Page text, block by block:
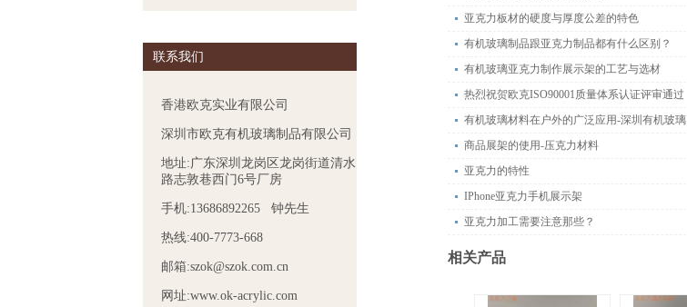
联系我们
香港欧克实业有限公司
深圳市欧克有机玻璃制品有限公司
地址:广东深圳龙岗区龙岗街道清水
路志敦巷西门6号厂房
手机:13686892265 钟先生
热线:400-7773-668
邮箱:szok@szok.com.cn
网址:www.ok-acrylic.com
亚克力板材的硬度与厚度公差的特色
有机玻璃制品跟亚克力制品都有什么区别？
有机玻璃亚克力制作展示架的工艺与选材
热烈祝贺欧克ISO90001质量体系认证评审通过
有机玻璃材料在户外的广泛应用-深圳有机玻璃
商品展架的使用-压克力材料
亚克力的特性
IPhone亚克力手机展示架
亚克力加工需要注意那些？
相关产品